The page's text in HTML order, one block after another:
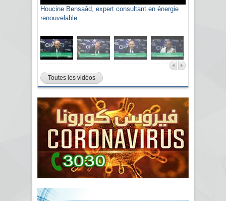
Houcine Bensaâd, expert consultant en énergie
renouvelable
Sami Agli, président de la Confédération
algérienne du patronat citoyen CAPC
Toutes les vidéos